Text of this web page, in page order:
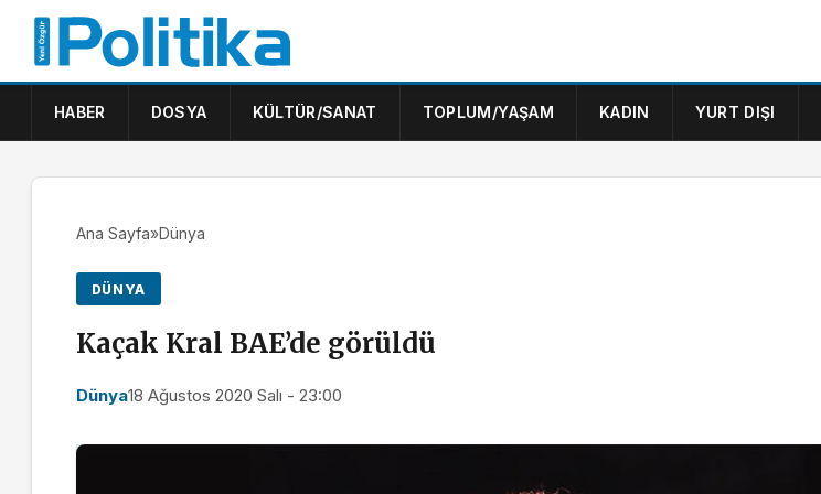
HABER DOSYA KÜLTÜR/SANAT TOPLUM/YAŞAM KADIN YURT DIŞI
Ana Sayfa»Dünya
DÜNYA
Kaçak Kral BAE’de görüldü
Dünya18 Ağustos 2020 Salı - 23:00